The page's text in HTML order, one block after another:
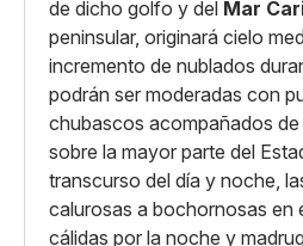
de dicho golfo y del Mar
peninsular, originará cielo
incremento de nublados
podrán ser moderadas con
chubascos acompañados
sobre la mayor parte del
transcurso del día y noche,
calurosas a bochornosas en
cálidas por la noche y